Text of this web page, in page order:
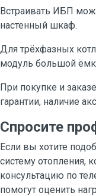
Встраивать ИБП
настенный шкаф.
Для трёхфазных
модуль большой
При покупке и
гарантии, наличие
Спросите
Если вы хотите
систему отопления,
консультацию по
помогут оценить